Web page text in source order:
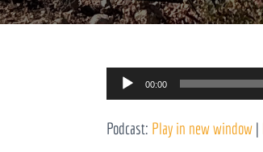
Reprodutor
de
áudio
00:00
Podcast: Play in new window |